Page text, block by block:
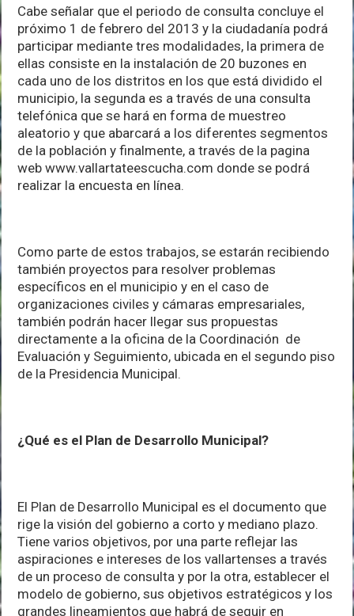
Cabe señalar que el periodo de consulta concluye el
próximo 1 de febrero del 2013 y la ciudadanía podrá
participar mediante tres modalidades, la primera de
ellas consiste en la instalación de 20 buzones en
cada uno de los distritos en los que está dividido el
municipio, la segunda es a través de una consulta
telefónica que se hará en forma de muestreo
aleatorio y que abarcará a los diferentes segmentos
de la población y finalmente, a través de la pagina
web www.vallartateescucha.com donde se podrá
realizar la encuesta en línea.
Como parte de estos trabajos, se estarán recibiendo
también proyectos para resolver problemas
específicos en el municipio y en el caso de
organizaciones civiles y cámaras empresariales,
también podrán hacer llegar sus propuestas
directamente a la oficina de la Coordinación de
Evaluación y Seguimiento, ubicada en el segundo piso
de la Presidencia Municipal.
¿Qué es el Plan de Desarrollo Municipal?
El Plan de Desarrollo Municipal es el documento que
rige la visión del gobierno a corto y mediano plazo.
Tiene varios objetivos, por una parte reflejar las
aspiraciones e intereses de los vallartenses a través
de un proceso de consulta y por la otra, establecer el
modelo de gobierno, sus objetivos estratégicos y los
grandes lineamientos que habrá de seguir en